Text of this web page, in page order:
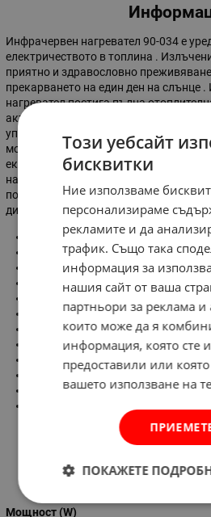
Инфрачервен нагревател 90-034 е
електричеството в топлина .
приятно и здравословно
прекарването на един ден на слънце
нагревател постига пълна
активиране . Подходящ както за
употреба . Основни характеристики :
моментално нагряване, по-ниски
екологичен , лесен монтаж и
насочване на потока от топлинна .
подходящ за вътрешна и външна
дистанционно управление
Мощност : 1500 W
Захранващо напрежение : 230 V
Нагревателен елемен т:
Степен на защита : IP44
Време на светене : 5000ч
Дължина на кабела : 1.9 м
Материал : алуминий
Размери (Д x Ш x В) : 425 x 425 x
Тегло: 2.9 кг
Допълнително оборудване :
Мощност (W)
Този уебсайт
бисквитки
Ние използваме
персонализираме
рекламите и да
трафик. Също така
информация за
нашия сайт от ваша
партньори за реклама и
които може да я
информация, която сте
предоставили или
вашето използване на
ПОКАЖЕТЕ